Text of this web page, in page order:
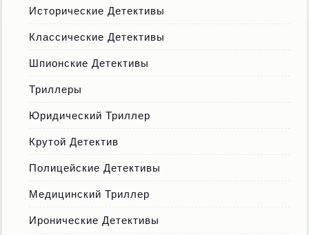
Исторические Детективы
Классические Детективы
Шпионские Детективы
Триллеры
Юридический Триллер
Крутой Детектив
Полицейские Детективы
Медицинский Триллер
Иронические Детективы